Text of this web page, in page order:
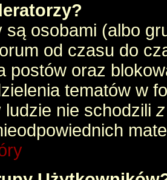
są osobami (albo
od czasu do
postów oraz
tematów w
nie schodzili